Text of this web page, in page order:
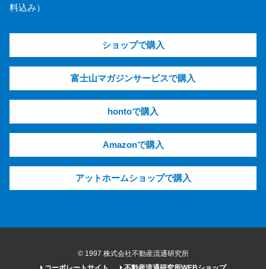
料込み）
ショップで購入
富士山マガジンサービスで購入
hontoで購入
Amazonで購入
アットホームショップで購入
© 1997 株式会社不動産流通研究所